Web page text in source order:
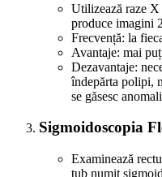
Utilizează raze X
produce imagini
Frecvență: la
Avantaje: mai
Dezavantaje:
îndepărta polipi,
se găsesc
Sigmoidoscopia
Examinează
tub numit